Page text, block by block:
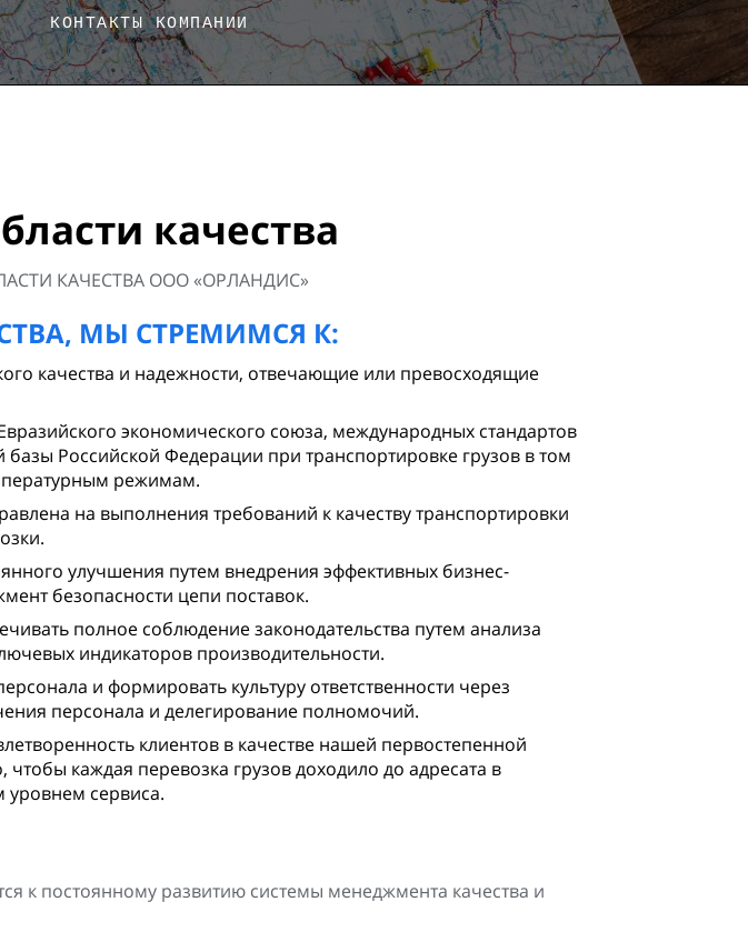
КОНТАКТЫ КОМПАНИИ
качества
КАЧЕСТВА ООО «ОРЛАНДИС»
МЫ СТРЕМИМСЯ К:
качества и надежности, отвечающие или превосходящие
экономического союза, международных стандартов
базы Российской Федерации при транспортировке грузов в том
режимам.
на выполнения требований к качеству транспортировки
улучшения путем внедрения эффективных бизнес-
безопасности цепи поставок.
полное соблюдение законодательства путем анализа
индикаторов производительности.
и формировать культуру ответственности через
персонала и делегирование полномочий.
клиентов в качестве нашей первостепенной
каждая перевозка грузов доходило до адресата в
уровнем сервиса.
к постоянному развитию системы менеджмента качества и